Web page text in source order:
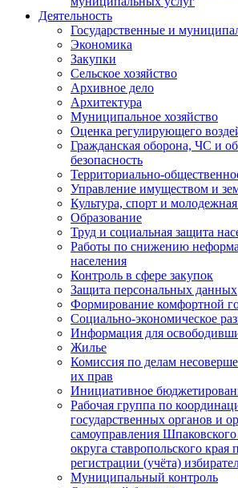
Деятельность
Государственные и
Экономика
Закупки
Сельское хозяйство
Архивное дело
Архитектура
Муниципальное хозяйство
Оценка регулирующего
Гражданская оборона, ЧС и
безопасность
Территориально-
Управление имуществом и
Культура, спорт и
Образование
Труд и социальная защита
Работы по снижению
населения
Контроль в сфере закупок
Защита персональных данных
Формирование комфортной
Социально-экономическое
Информация для
Жилье
Комиссия по делам
их прав
Инициативное
Рабочая группа по
государственных органов и
самоуправления
округа ставропольского
регистрации (учёта)
Муниципальный контроль